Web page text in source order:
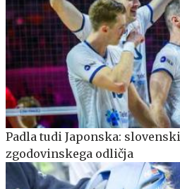
Padla tudi Japonska:
zgodovinskega odličja